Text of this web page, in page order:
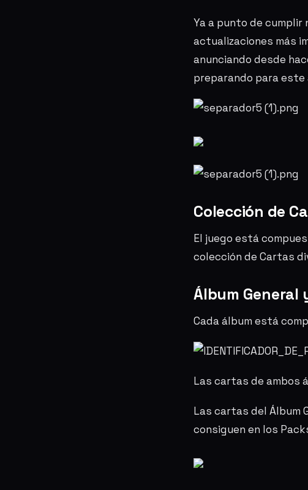
Ya a punto de cumplir
actualizaciones más
anunciando desde
preparando para
Colección de
El juego está
colección de Cartas
Álbum General
Cada álbum está
Las cartas de ambos
Las cartas del Álbum
consiguen en los